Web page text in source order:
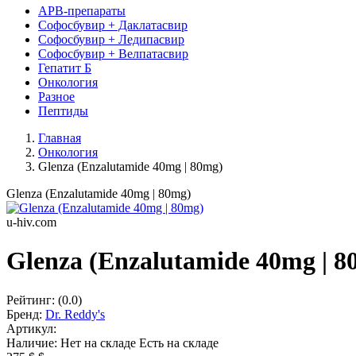
АРВ-препараты
Софосбувир + Даклатасвир
Софосбувир + Ледипасвир
Софосбувир + Велпатасвир
Гепатит Б
Онкология
Разное
Пептиды
Главная
Онкология
Glenza (Enzalutamide 40mg | 80mg)
Glenza (Enzalutamide 40mg | 80mg)
u-hiv.com
Glenza (Enzalutamide 40mg |
Рейтинг: (0.0)
Бренд: Dr. Reddy's
Артикул:
Наличие: Нет на складе Есть на складе